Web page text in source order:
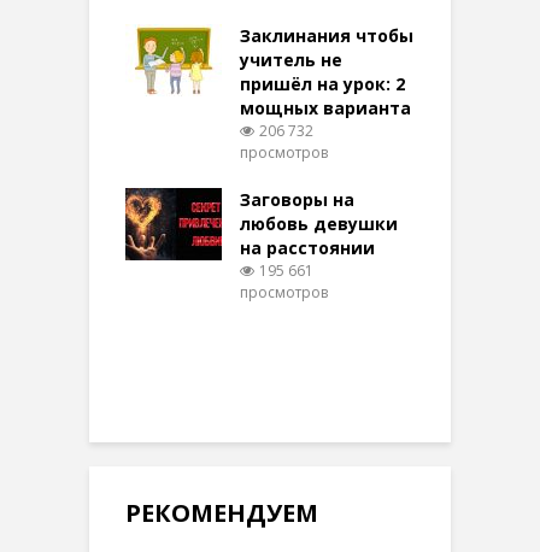
Заклинания чтобы
учитель не
пришёл на урок: 2
мощных варианта
206 732
просмотров
Заговоры на
любовь девушки
на расстоянии
195 661
просмотров
РЕКОМЕНДУЕМ